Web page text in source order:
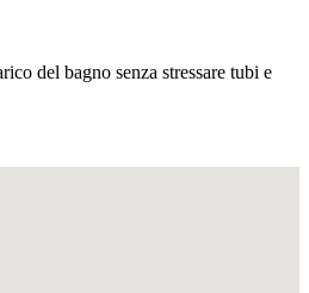
del bagno senza stressare tubi e